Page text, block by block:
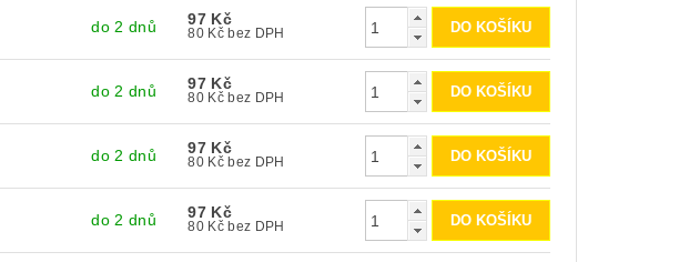
do 2 dnů 97 Kč
80 Kč bez DPH
do 2 dnů 97 Kč
80 Kč bez DPH
do 2 dnů 97 Kč
80 Kč bez DPH
do 2 dnů 97 Kč
80 Kč bez DPH